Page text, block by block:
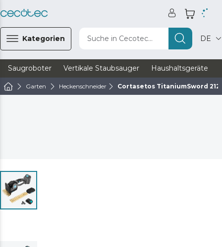
Kategorien Suche in Cecotec... DE
Saugroboter Vertikale Staubsauger Haushaltsgeräte
Garten Heckenschneider Cortasetos TitaniumSword